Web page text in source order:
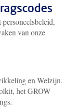
van onze
en Welzijn.
het GROW